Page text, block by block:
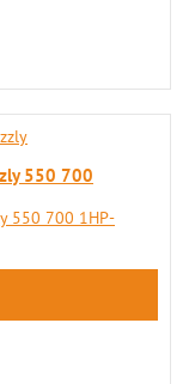
550 700
550 700 1HP-